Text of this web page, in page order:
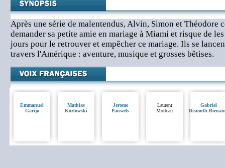
Après une série de malentendus, Alvin, Simon et Théodore
demander sa petite amie en mariage à Miami et risque de
jours pour le retrouver et empêcher ce mariage. Ils se
travers l'Amérique : aventure, musique et grosses bêtises.
Emmanuel
Garijo
Mathias
Kozlowski
Jerome
Pauwels
Laurent
Morteau
Gabriel
Bismuth-